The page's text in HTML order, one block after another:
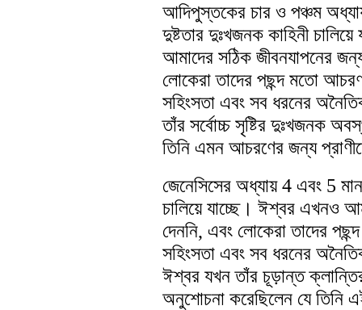
আদিপুস্তকের চার ও পঞ্চম
দুষ্টতার দুঃখজনক কাহিনী
আমাদের সঠিক জীবনযাপনের
লোকেরা তাদের পছন্দ মতো
সহিংসতা এবং সব ধরনের
তাঁর সর্বোচ্চ সৃষ্টির দুঃখজনক
তিনি এমন আচরণের জন্য
জেনেসিসের অধ্যায় 4 এবং 5
চালিয়ে যাচ্ছে। ঈশ্বর এখনও
দেননি, এবং লোকেরা তাদের
সহিংসতা এবং সব ধরনের
ঈশ্বর যখন তাঁর চূড়ান্ত
অনুশোচনা করেছিলেন যে